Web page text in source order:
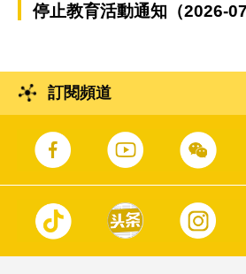
停止教育活動通知（2026-
訂閱頻道